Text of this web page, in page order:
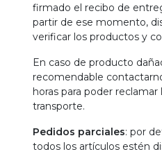
firmado el recibo de
partir de ese momento,
verificar los productos y
En caso de producto
recomendable
horas para poder
transporte.
Pedidos parciales: por
todos los artículos estén